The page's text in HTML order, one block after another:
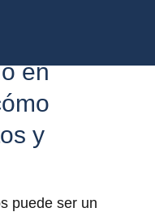
en
y
puede ser un